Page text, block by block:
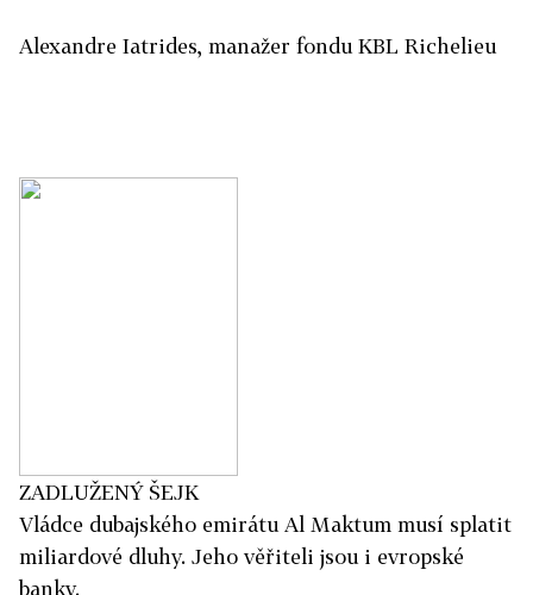
Alexandre Iatrides, manažer fondu KBL Richelieu
ZADLUŽENÝ ŠEJK
Vládce dubajského emirátu Al Maktum musí splatit
miliardové dluhy. Jeho věřiteli jsou i evropské
banky.